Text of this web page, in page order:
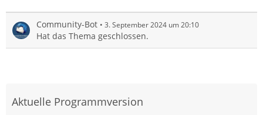
Community-Bot 3. September 2024 um 20:10
Hat das Thema geschlossen.
Aktuelle Programmversion